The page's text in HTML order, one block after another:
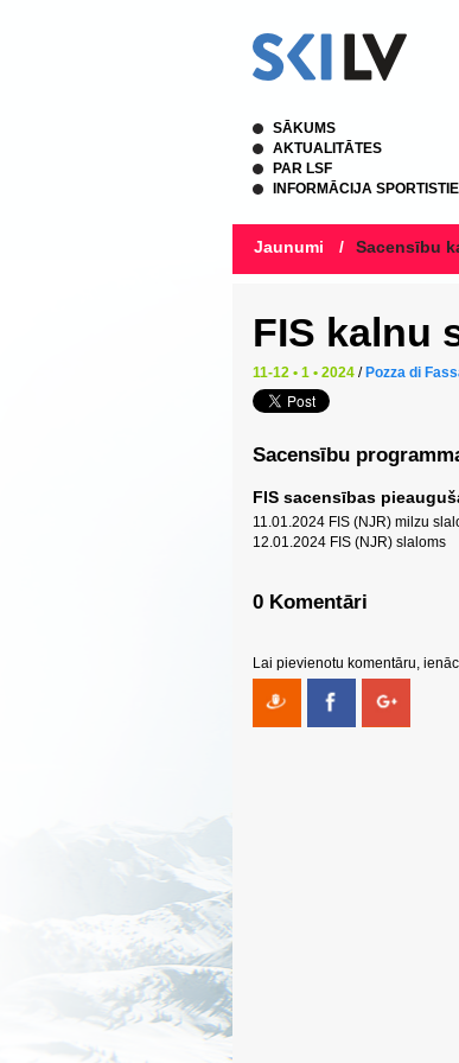
SĀKUMS
AKTUALITĀTES
PAR LSF
INFORMĀCIJA
Jaunumi / Sacensību
FIS kalnu
11-12 • 1 • 2024 / Pozza di
Sacensību
FIS sacensības
11.01.2024 FIS (NJR) milzu
12.01.2024 FIS (NJR) slaloms
0 Komentāri
Lai pievienotu komentāru,